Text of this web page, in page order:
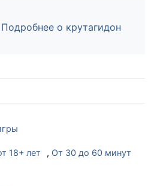
Подробнее о крутагидон
18+ лет , От 30 до 60 минут